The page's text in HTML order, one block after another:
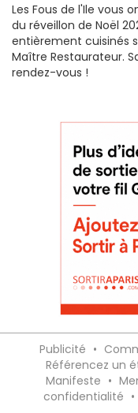
Les Fous de l'Ile vous
du réveillon de Noël
entièrement cuisinés
Maître Restaurateur.
rendez-vous !
Publicité •
Référencez un
Manifeste •
confidentialité •